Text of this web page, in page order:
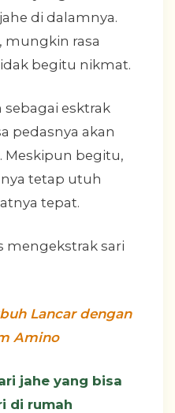
di dalamnya.
mungkin rasa
begitu nikmat.
esktrak
pedasnya akan
Meskipun begitu,
tetap utuh
tepat.
mengekstrak sari
Lancar dengan
Amino
jahe yang bisa
di rumah